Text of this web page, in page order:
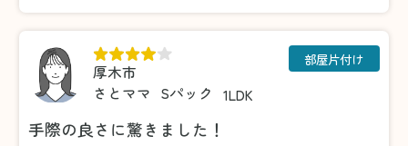
厚木市
さとママ Sパック 1LDK
部屋片付け
手際の良さに驚きました！